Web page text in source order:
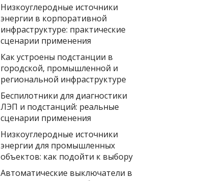
Низкоуглеродные источники
энергии в корпоративной
инфраструктуре: практические
сценарии применения
Как устроены подстанции в
городской, промышленной и
региональной инфраструктуре
Беспилотники для диагностики
ЛЭП и подстанций: реальные
сценарии применения
Низкоуглеродные источники
энергии для промышленных
объектов: как подойти к выбору
Автоматические выключатели в